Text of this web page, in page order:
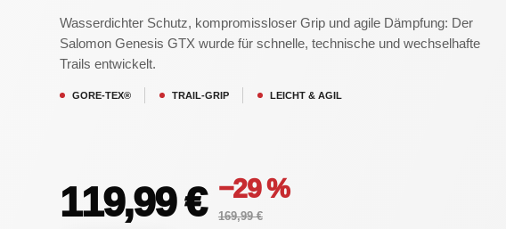
Wasserdichter Schutz, kompromissloser Grip und agile Dämpfung: Der
Salomon Genesis GTX wurde für schnelle, technische und wechselhafte
Trails entwickelt.
GORE-TEX® TRAIL-GRIP LEICHT & AGIL
119,99 € −29 %
169,99 €